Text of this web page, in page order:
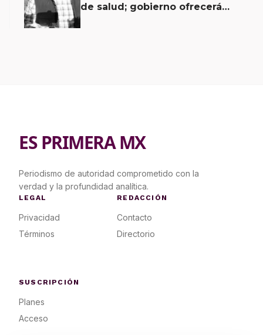
de salud; gobierno ofrecerá
ES PRIMERA MX
Periodismo de autoridad comprometido con la
verdad y la profundidad analítica.
LEGAL
Privacidad
Términos
REDACCIÓN
Contacto
Directorio
SUSCRIPCIÓN
Planes
Acceso